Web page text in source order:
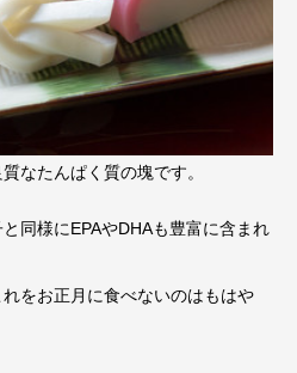
なたんぱく質の塊です。
同様にEPAやDHAも豊富に含まれ
をお正月に食べないのはもはや